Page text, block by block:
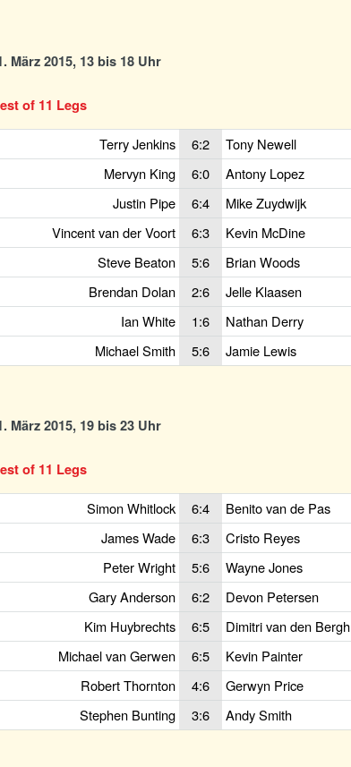
März 2015, 13 bis 18 Uhr
of 11 Legs
Terry Jenkins 6:2
Tony Newell
Mervyn King
6:0
Antony Lopez
Justin Pipe
6:4
Mike Zuydwijk
Vincent van der Voort
6:3
Kevin McDine
Steve Beaton
5:6
Brian Woods
Brendan Dolan
2:6
Jelle Klaasen
Ian White
1:6
Nathan Derry
Michael Smith
5:6 Jamie Lewis
März 2015, 19 bis 23 Uhr
of 11 Legs
Simon Whitlock 6:4
Benito van de Pas
James Wade
6:3
Cristo Reyes
Peter Wright
5:6
Wayne Jones
Gary Anderson
6:2
Devon Petersen
Kim Huybrechts
6:5
Dimitri van den Bergh
Michael van Gerwen
6:5
Kevin Painter
Robert Thornton
4:6
Gerwyn Price
Stephen Bunting
3:6 Andy Smith